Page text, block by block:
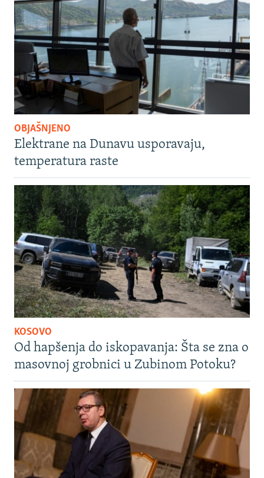
OBJAŠNJENO
Elektrane na Dunavu usporavaju,
temperatura raste
KOSOVO
Od hapšenja do iskopavanja: Šta se zna o
masovnoj grobnici u Zubinom Potoku?